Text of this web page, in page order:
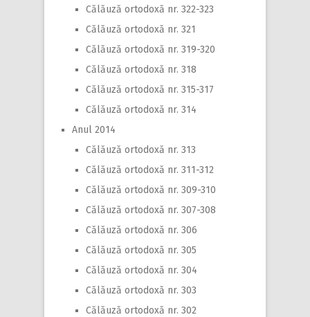
Călăuză ortodoxă nr. 322-323
Călăuză ortodoxă nr. 321
Călăuză ortodoxă nr. 319-320
Călăuză ortodoxă nr. 318
Călăuză ortodoxă nr. 315-317
Călăuză ortodoxă nr. 314
Anul 2014
Călăuză ortodoxă nr. 313
Călăuză ortodoxă nr. 311-312
Călăuză ortodoxă nr. 309-310
Călăuză ortodoxă nr. 307-308
Călăuză ortodoxă nr. 306
Călăuză ortodoxă nr. 305
Călăuză ortodoxă nr. 304
Călăuză ortodoxă nr. 303
Călăuză ortodoxă nr. 302